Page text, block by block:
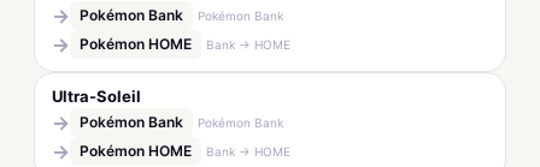
→ Pokémon Bank Pokémon Bank
→ Pokémon HOME Bank → HOME
Ultra-Soleil
→ Pokémon Bank Pokémon Bank
→ Pokémon HOME Bank → HOME